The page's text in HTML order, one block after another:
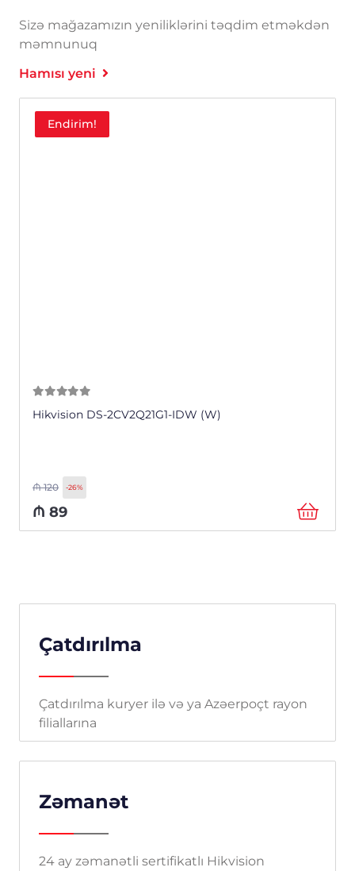
Sizə mağazamızın yeniliklərini təqdim etməkdən
məmnunuq
Hamısı yeni
Endirim!
Hikvision DS-2CV2Q21G1-IDW (W)
₼120 -26%
₼ 89
Çatdırılma
Çatdırılma kuryer ilə və ya Azəerpoçt rayon
filiallarına
Zəmanət
24 ay zəmanətli sertifikatlı Hikvision